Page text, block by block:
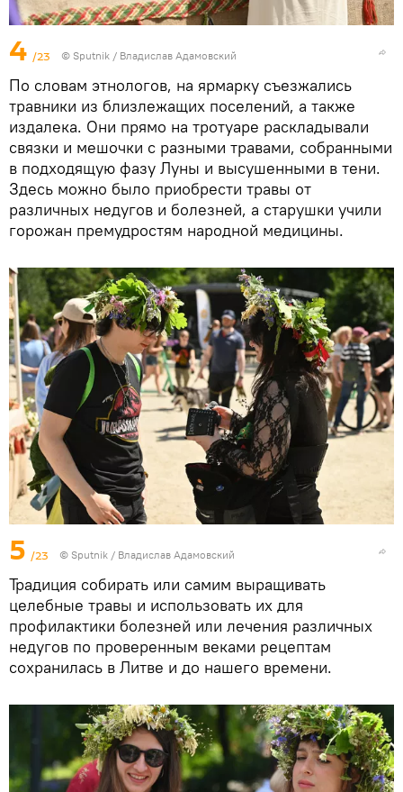
4 /23 © Sputnik / Владислав Адамовский
По словам этнологов, на ярмарку съезжались
травники из близлежащих поселений, а также
издалека. Они прямо на тротуаре раскладывали
связки и мешочки с разными травами, собранными
в подходящую фазу Луны и высушенными в тени.
Здесь можно было приобрести травы от
различных недугов и болезней, а старушки учили
горожан премудростям народной медицины.
5 /23 © Sputnik / Владислав Адамовский
Традиция собирать или самим выращивать
целебные травы и использовать их для
профилактики болезней или лечения различных
недугов по проверенным веками рецептам
сохранилась в Литве и до нашего времени.